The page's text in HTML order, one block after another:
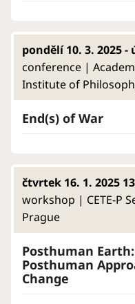
pondělí 10. 3. 2025 -
conference |
Institute of
End(s) of War
čtvrtek 16. 1. 2025
workshop | CETE-P
Prague
Posthuman
Posthuman
Change